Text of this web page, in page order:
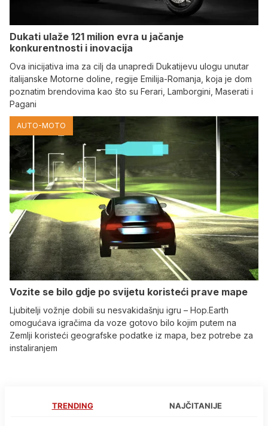
Dukati ulaže 121 milion evra u jačanje
konkurentnosti i inovacija
Ova inicijativa ima za cilj da unapredi Dukatijevu ulogu unutar
italijanske Motorne doline, regije Emilija-Romanja, koja je dom
poznatim brendovima kao što su Ferari, Lamborgini, Maserati i
Pagani
AUTO-MOTO
Vozite se bilo gdje po svijetu koristeći prave mape
Ljubitelji vožnje dobili su nesvakidašnju igru – Hop.Earth
omogućava igračima da voze gotovo bilo kojim putem na
Zemlji koristeći geografske podatke iz mapa, bez potrebe za
instaliranjem
TRENDING NAJČITANIJE